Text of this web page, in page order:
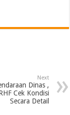
Next
Dinas ,
Cek Kondisi
Secara Detail